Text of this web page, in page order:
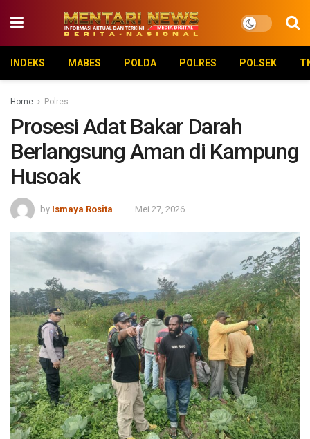
INDEKS MABES POLDA POLRES POLSEK
Home Polres
Prosesi Adat Bakar Darah
Berlangsung Aman di Kampung
Husoak
by Ismaya Rosita Mei 27, 2026